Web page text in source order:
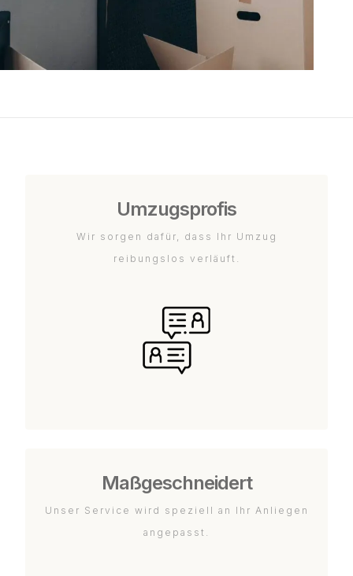
Umzugsprofis
Wir sorgen dafür, dass Ihr Umzug
reibungslos verläuft.
Maßgeschneidert
Unser Service wird speziell an Ihr Anliegen
angepasst.